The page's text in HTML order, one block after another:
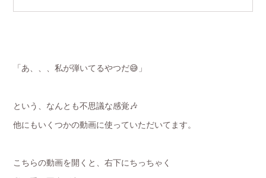
「あ、、、私が弾いてるやつだ😅」
という、なんとも不思議な感覚🎶
他にもいくつかの動画に使っていただいてます。
こちらの動画を開くと、右下にちっちゃく